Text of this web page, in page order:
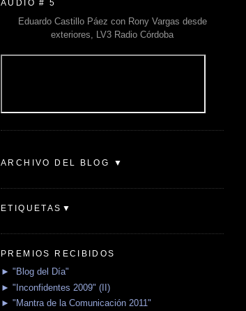
AUDIO # 5
Eduardo Castillo Páez con Rony Vargas desde
exteriores, LV3 Radio Córdoba
ARCHIVO DEL BLOG ▼
ETIQUETAS▼
PREMIOS RECIBIDOS
► "Blog del Día"
► "Inconfidentes 2009" (II)
► "Mantra de la Comunicación 2011"